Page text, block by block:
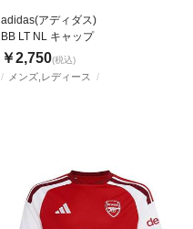
メンズ,レディース
adidas(アディダス)
BB LT NL キャップ
￥2,750(税込)